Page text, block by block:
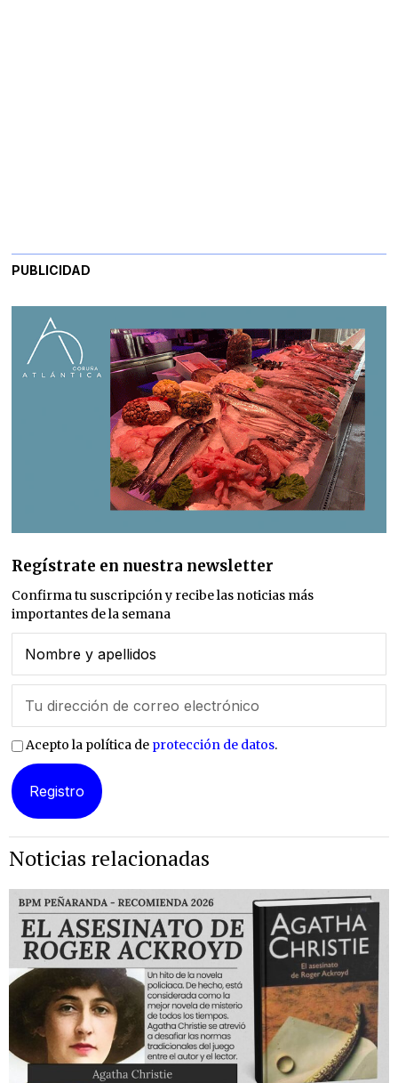
PUBLICIDAD
Regístrate en nuestra newsletter
Confirma tu suscripción y recibe las noticias más
importantes de la semana
Acepto la política de protección de datos.
Noticias relacionadas